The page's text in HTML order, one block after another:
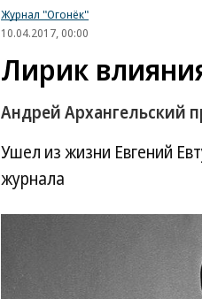
Журнал "Огонёк"
10.04.2017, 00:00
Лирик
Андрей Архангельский
Ушел из жизни Евгений
журнала